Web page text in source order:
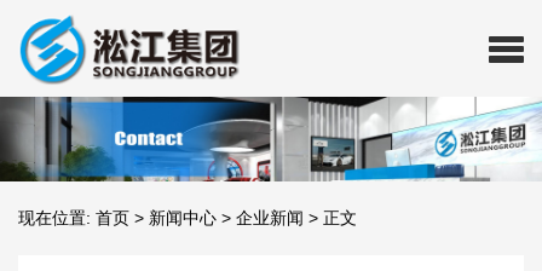
现在位置: 首页 > 新闻中心 > 企业新闻 > 正文